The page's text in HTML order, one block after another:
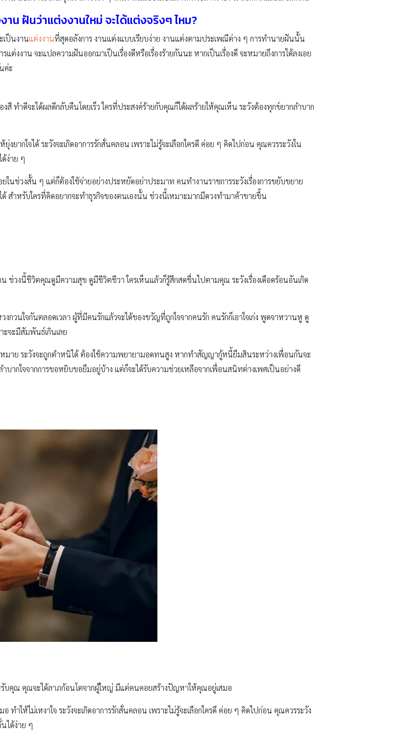
าน ฝันว่าแต่งงานใหม่ จะได้แต่งจริงๆ ไหม?
เป็นงานแต่งงานที่สุดอลังการ งานแต่งแบบเรียบง่าย งานแต่งตามประเพณีต่าง ๆ การทำนายฝันนั้น
ต่งงาน จะแปลความฝันออกมาเป็นเรื่องดีหรือเรื่องร้ายกันนะ หากเป็นเรื่องดี จะหมายถึงการได้ลงเอย
ค่ะ
สี ทำดีจะได้ผลดีกลับคืนโดยเร็ว ใครที่ประสงค์ร้ายกับคุณก็ได้ผลร้ายให้คุณเห็น ระวังต้องทุกข์ยากลำบาก
งยากใจได้ ระวังจะเกิดอาการรักสั่นคลอน เพราะไม่รู้จะเลือกใครดี ค่อย ๆ คิดไปก่อน คุณควรระวังใน
ง่าย ๆ
ในช่วงสั้น ๆ แต่ก็ต้องใช้จ่ายอย่างประหยัดอย่าประมาท คนทำงานราชการระวังเรื่องการขยับขยาย
ำหรับใครที่คิดอยากจะทำธุรกิจของตนเองนั้น ช่วงนี้เหมาะมากมีดวงทำมาค้าขายขึ้น
ช่วงนี้ชีวิตคุณดูมีความสุข ดูมีชีวิตชีวา ใครเห็นแล้วก็รู้สึกสดชื่นไปตามคุณ ระวังเรื่องเดือดร้อนอันเกิด
งกวนใจกันตลอดเวลา ผู้ที่มีคนรักแล้วจะได้ของขวัญที่ถูกใจจากคนรัก คนรักก็เอาใจเก่ง พูดจาหวานหู ดู
ะจะมีสัมพันธ์เกินเลย
มาย ระวังจะถูกตำหนิได้ ต้องใช้ความพยายามอดทนสูง หากทำสัญญากู้หนี้ยืมสินระหว่างเพื่อนกันจะ
ำบากใจจากการขอหยิบขอยืมอยู่บ้าง แต่ก็จะได้รับความช่วยเหลือจากเพื่อนสนิทต่างเพศเป็นอย่างดี
รับคุณ คุณจะได้ลาภก้อนโตจากผู้ใหญ่ มีแต่คนคอยสร้างปัญหาให้คุณอยู่เสมอ
ำให้ไม่เหงาใจ ระวังจะเกิดอาการรักสั่นคลอน เพราะไม่รู้จะเลือกใครดี ค่อย ๆ คิดไปก่อน คุณควรระวัง
ได้ง่าย ๆ